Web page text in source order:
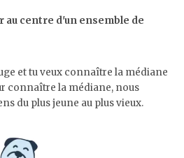
au centre d'un ensemble de
et tu veux connaître la médiane
connaître la médiane, nous
du plus jeune au plus vieux.